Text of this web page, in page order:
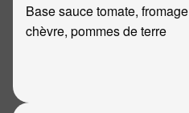
Base sauce tomate,
chèvre, pommes de terre